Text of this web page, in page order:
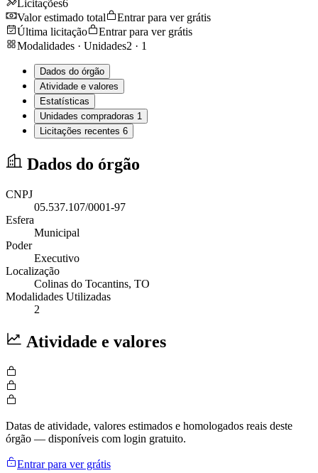
Licitações6
Valor estimado total
Entrar para ver grátis
Última licitação
Entrar para ver grátis
Modalidades · Unidades2 · 1
Dados do órgão
Atividade e valores
Estatísticas
Unidades compradoras 1
Licitações recentes 6
Dados do órgão
CNPJ
05.537.107/0001-97
Esfera
Municipal
Poder
Executivo
Localização
Colinas do Tocantins, TO
Modalidades Utilizadas
2
Atividade e valores
Datas de atividade, valores estimados e homologados reais deste
órgão — disponíveis com login gratuito.
Entrar para ver grátis